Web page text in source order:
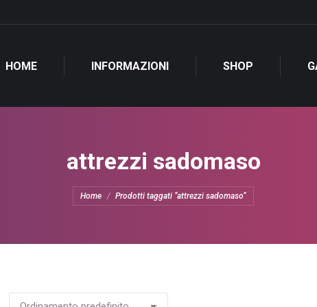
HOME INFORMAZIONI SHOP
attrezzi sadomaso
Tu sei qui:
Home Prodotti taggati “attrezzi sadomaso”